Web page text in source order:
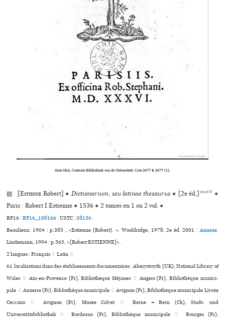
Gent (Be), Centrale Bibliotheek van de Universiteit. Cote 2677 & 2677 (1).
▨ [Estienne Robert] ● Dictionarium, seu latinae thesaurus ● [2e éd.] Wool78 ●
Paris : Robert I Estienne ● 1536 ● 2 tomes en 1 ou 2 vol. ●
BP16 :BP16_108166.USTC :38136.
Beaulieux, 1904 : p.385 , «Estienne (Robert). ». Wooldridge, 1978, 2e éd. 2001 :Annexe.
Lindemann, 1994 : p.565, «[Robert ESTIENNE]».
2 langues :Français ♢Latin ♢
61 localisations dans des établissements documentaires : Aberystwyth (UK), National Library of
Wales ♢ Aix-en-Provence (Fr), Bibliothèque Méjanes ♢ Angers (Fr), Bibliothèque muni­ci­
pale ♢ Auxerre (Fr), Bibliothèque muni­ci­pale ♢ Avignon (Fr), Bibliothèque muni­ci­pale Livrée
Ceccano ♢ Avignon (Fr), Musée Calvet ♢ Berne = Bern (Ch), Stadt- und
Universitätsbibliothek ♢ Bordeaux (Fr), Bibliothèque muni­ci­pale ♢ Bourges (Fr),